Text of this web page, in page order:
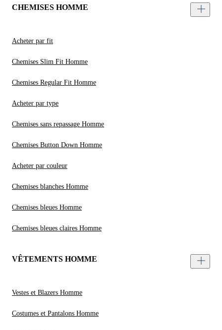
CHEMISES HOMME
Acheter par fit
Chemises Slim Fit Homme
Chemises Regular Fit Homme
Acheter par type
Chemises sans repassage Homme
Chemises Button Down Homme
Acheter par couleur
Chemises blanches Homme
Chemises bleues Homme
Chemises bleues claires Homme
VÊTEMENTS HOMME
Vestes et Blazers Homme
Costumes et Pantalons Homme